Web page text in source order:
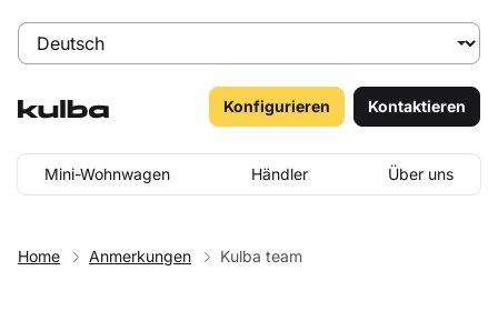
Mini-Wohnwagen Händler Über uns
Konfigurieren Kontaktieren
Home Anmerkungen Kulba team